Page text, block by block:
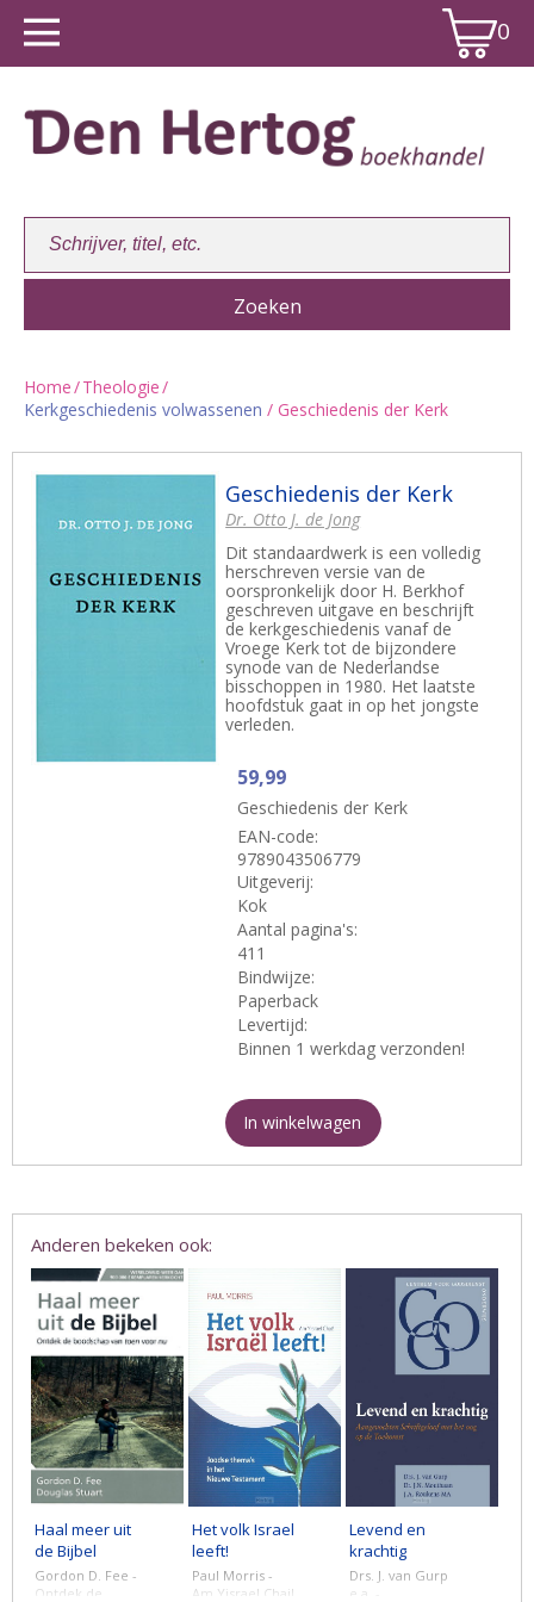
0
Winkelwagen:
Home/Theologie/
Kerkgeschiedenis volwassenen / Geschiedenis der Kerk
Geschiedenis der Kerk
Dr. Otto J. de Jong
Dit standaardwerk is een volledig
herschreven versie van de
oorspronkelijk door H. Berkhof
geschreven uitgave en beschrijft
de kerkgeschiedenis vanaf de
Vroege Kerk tot de bijzondere
synode van de Nederlandse
bisschoppen in 1980. Het laatste
hoofdstuk gaat in op het jongste
verleden.
59,99
Geschiedenis der Kerk
EAN-code:
9789043506779
Uitgeverij:
Kok
Aantal pagina's:
411
Bindwijze:
Paperback
Levertijd:
Binnen 1 werkdag verzonden!
In winkelwagen
Anderen bekeken ook:
Haal meer uit
de Bijbel
Gordon D. Fee -
Ontdek de
Het volk Israel
leeft!
Paul Morris -
Am Yisrael Chai!
Levend en
krachtig
Drs. J. van Gurp
e.a. -